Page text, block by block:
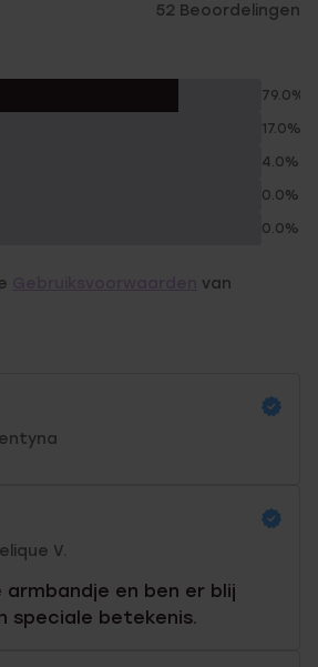
52 Beoordelingen
79.0%
17.0%
4.0%
0.0%
0.0%
van
V.
armbandje en ben er blij
speciale betekenis.